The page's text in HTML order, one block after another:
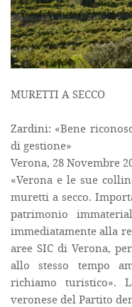
MURETTI A SECCO
Zardini: «Bene
di gestione»
Verona, 28 Novembre
«Verona e le sue
muretti a secco.
patrimonio
immediatamente alla
aree SIC di Verona,
allo stesso tempo
richiamo turistico».
veronese del Partito